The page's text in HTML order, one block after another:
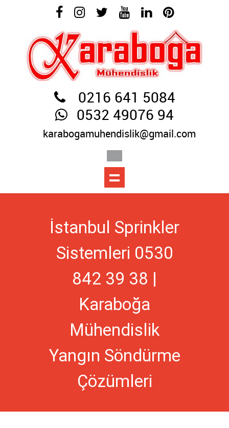
0216 641 5084
0532 49076 94
karabogamuhendislik@gmail.com
İstanbul Sprinkler
Sistemleri 0530
842 39 38 |
Karaboğa
Mühendislik
Yangın Söndürme
Çözümleri